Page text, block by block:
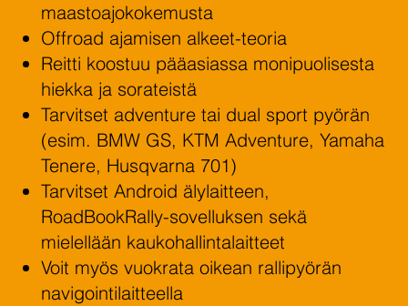
maastoajokokemusta
Offroad ajamisen alkeet-teoria
Reitti koostuu pääasiassa monipuolisesta
hiekka ja sorateistä
Tarvitset adventure tai dual sport pyörän
(esim. BMW GS, KTM Adventure, Yamaha
Tenere, Husqvarna 701)
Tarvitset Android älylaitteen,
RoadBookRally-sovelluksen sekä
mielellään kaukohallintalaitteet
Voit myös vuokrata oikean rallipyörän
navigointilaitteella